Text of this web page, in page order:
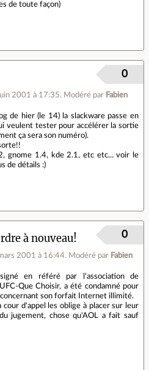
de toute façon)
2001 à 17:35. Modéré par Fabien
0
de hier (le 14) la slackware passe en
veulent tester pour accélérer la sortie
ça sera son numéro).
gnome 1.4, kde 2.1, etc etc... voir le
de détails :)
à nouveau!
2001 à 16:44. Modéré par Fabien
0
en référé par l'association de
Que Choisir, a été condamné pour
son forfait Internet illimité.
cour d'appel les oblige à placer sur leur
jugement, chose qu'AOL a fait sauf